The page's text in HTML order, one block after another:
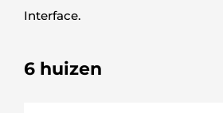
Interface.
6 huizen